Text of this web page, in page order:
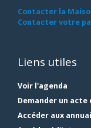
Contacter la
Contacter votre
Liens utiles
Voir l'agenda
Demander un acte
Accéder aux